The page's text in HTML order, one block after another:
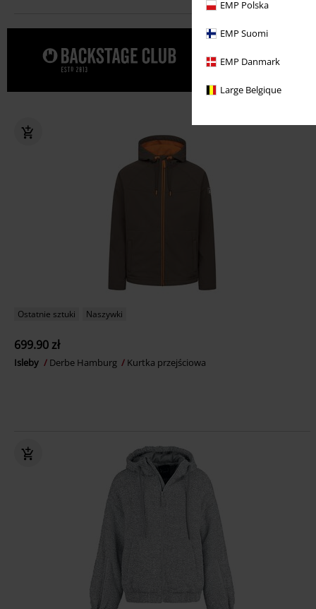
EMP Polska
EMP Suomi
EMP Danmark
Large Belgique
Spraw
Ostatnie sztuki Naszywki
699.90 zł
Isleby Derbe Hamburg Kurtka przejściowa